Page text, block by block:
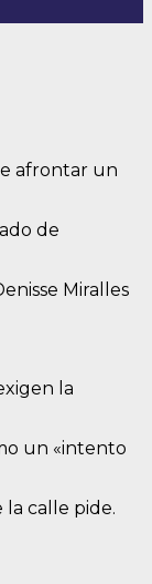
afrontar un
de
Miralles
la
un «intento
calle pide.